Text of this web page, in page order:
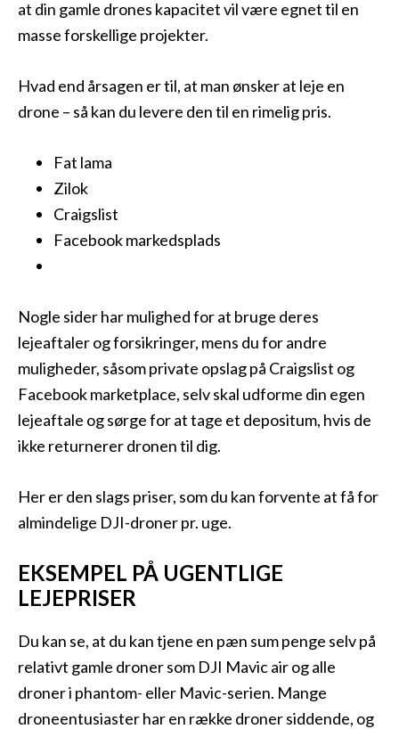
at din gamle drones kapacitet vil være egnet til en
masse forskellige projekter.
Hvad end årsagen er til, at man ønsker at leje en
drone – så kan du levere den til en rimelig pris.
Fat lama
Zilok
Craigslist
Facebook markedsplads
Nogle sider har mulighed for at bruge deres
lejeaftaler og forsikringer, mens du for andre
muligheder, såsom private opslag på Craigslist og
Facebook marketplace, selv skal udforme din egen
lejeaftale og sørge for at tage et depositum, hvis de
ikke returnerer dronen til dig.
Her er den slags priser, som du kan forvente at få for
almindelige DJI-droner pr. uge.
EKSEMPEL PÅ UGENTLIGE
LEJEPRISER
Du kan se, at du kan tjene en pæn sum penge selv på
relativt gamle droner som DJI Mavic air og alle
droner i phantom- eller Mavic-serien. Mange
droneentusiaster har en række droner siddende, og